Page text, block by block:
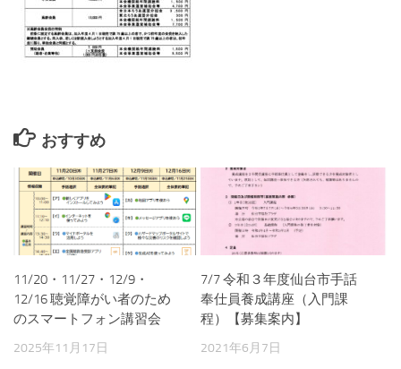
おすすめ
11/20・11/27・12/9・
12/16 聴覚障がい者のため
のスマートフォン講習会
2025年11月17日
7/7 令和３年度仙台市手話
奉仕員養成講座（入門課
程）【募集案内】
2021年6月7日